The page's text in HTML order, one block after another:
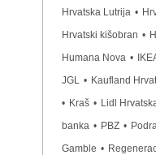
Hrvatska Lutrija •
Hrvatski kišobran •
Humana Nova •
JGL • Kaufland
• Kraš • Lidl
banka • PBZ •
Gamble •